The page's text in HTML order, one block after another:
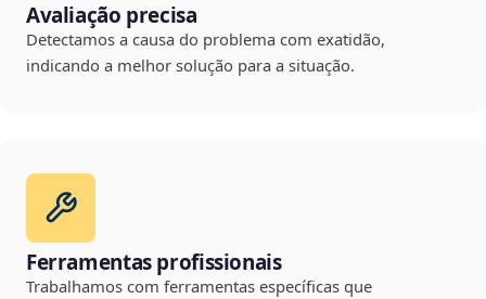
Avaliação precisa
Detectamos a causa do problema com exatidão,
indicando a melhor solução para a situação.
Ferramentas profissionais
Trabalhamos com ferramentas específicas que